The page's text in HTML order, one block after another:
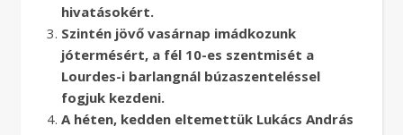
hivatásokért.
Szintén jövő vasárnap imádkozunk
jótermésért, a fél 10-es szentmisét a
Lourdes-i barlangnál búzaszenteléssel
fogjuk kezdeni.
A héten, kedden eltemettük Lukács András